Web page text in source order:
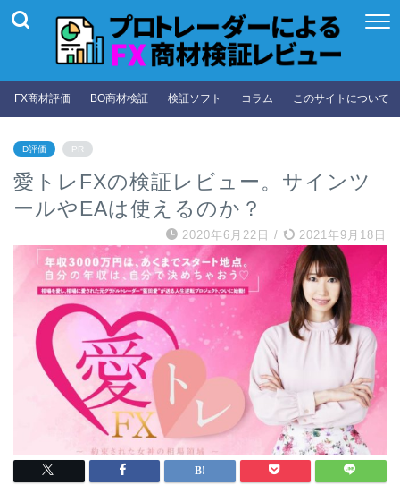
FX商材評価 BO商材検証 検証ソフト コラム このサイトについて
D評価 PR
愛トレFXの検証レビュー。サインツ
ールやEAは使えるのか？
2020年6月22日 / 2021年9月18日